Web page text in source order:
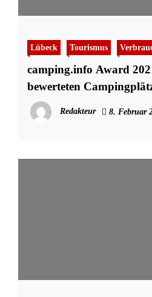
Lübeck Tourismus
camping.info Award
bewerteten
Ostseeinsel Fehmarn
Redakteur 8. Februar